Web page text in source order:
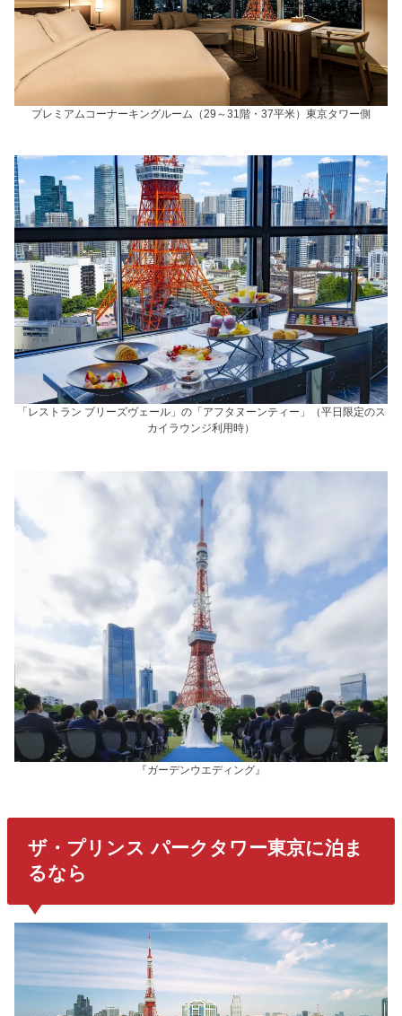
プレミアムコーナーキングルーム（29～31階・37平米）東京タワー側
「レストラン ブリーズヴェール」の「アフタヌーンティー」（平日限定のス
カイラウンジ利用時）
『ガーデンウエディング』
ザ・プリンス パークタワー東京に泊ま
るなら